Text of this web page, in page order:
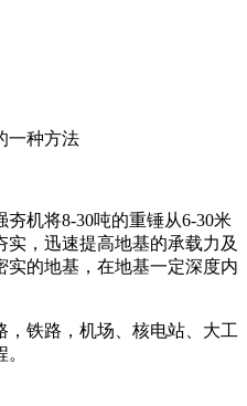
一种方法
机将8-30吨的重锤从6-30米
，迅速提高地基的承载力及
实的地基，在地基一定深度内
，铁路，机场、核电站、大工